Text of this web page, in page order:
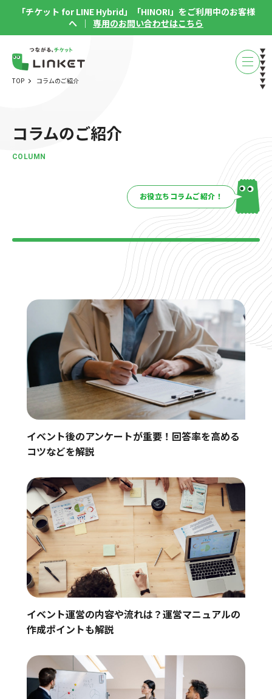
「チケット for LINE Hybrid」「HINORI」をご利用中のお客様
へ ｜ 専用のお問い合わせはこちら
TOP コラムのご紹介
コラムのご紹介
COLUMN
お役立ちコラムご紹介！
イベント後のアンケートが重要！回答率を高める
コツなどを解説
イベント運営の内容や流れは？運営マニュアルの
作成ポイントも解説